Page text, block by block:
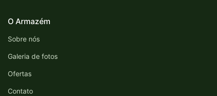
O Armazém
Sobre nós
Galeria de fotos
Ofertas
Contato